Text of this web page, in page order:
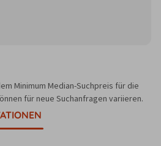
Minimum Median-Suchpreis für die
für neue Suchanfragen variieren.